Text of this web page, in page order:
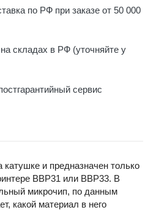
по РФ при заказе от 50 000
складах в РФ (уточняйте у
сервис
и предназначен только
BBP31 или BBP33. В
микрочип, по данным
какой материал в него